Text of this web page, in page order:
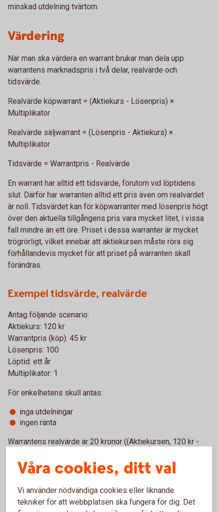
minskad utdelning tvärtom.
Värdering
När man ska värdera en warrant brukar man dela upp
warrantens marknadspris i två delar, realvärde och
tidsvärde.
Realvärde köpwarrant = (Aktiekurs - Lösenpris) ×
Multiplikator
Realvärde säljwarrant = (Lösenpris - Aktiekurs) ×
Multiplikator
Tidsvärde = Warrantpris - Realvärde
En warrant har alltid ett tidsvärde, förutom vid löptidens
slut. Därför har warranten alltid ett pris även om realvärdet
är noll. Tidsvärdet kan för köpwarranter med lösenpris högt
över den aktuella tillgångens pris vara mycket litet, i vissa
fall mindre än ett öre. Priset i dessa warranter är mycket
trögrörligt, vilket innebär att aktiekursen måste röra sig
förhållandevis mycket för att priset på warranten skall
förändras.
Exempel tidsvärde, realvärde
Antag följande scenario:
Aktiekurs: 120 kr
Warrantpris (köp): 45 kr
Lösenpris: 100
Löptid: ett år
Multiplikator: 1
För enkelhetens skull antas:
inga utdelningar
ingen ränta
Warrantens realvärde är 20 kronor ((Aktiekursen, 120 kr -
Löptiden i exemplet var dock ett år och warrantpriset är
tidsvärdet, alltså 25 kronor (warrantpriset, 45 kr - realvärdet,
20 kr).
Våra cookies, ditt val
Vi använder nödvändiga cookies eller liknande
tekniker för att webbplatsen ska fungera för dig. Det